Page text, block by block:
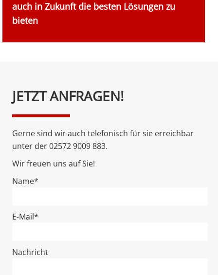
auch in Zukunft die besten Lösungen zu
bieten
Bitte
lasse
dieses
leer.
JETZT ANFRAGEN!
Gerne sind wir auch telefonisch für sie erreichbar
unter der 02572 9009 883.
Wir freuen uns auf Sie!
Name*
E-Mail*
Nachricht